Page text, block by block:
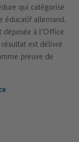
qui catégorise
éducatif allemand.
à l’Office
est délivré
preuve de